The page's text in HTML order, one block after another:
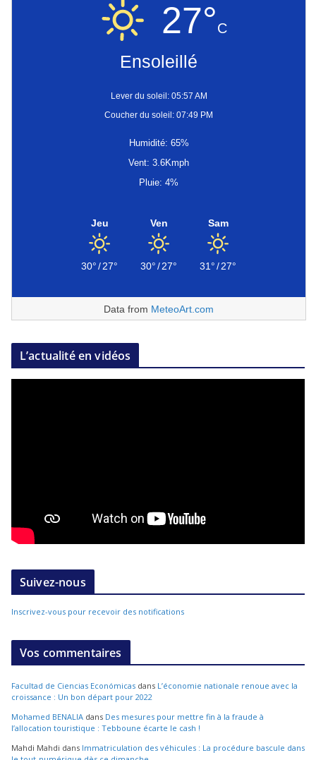
27°C
Ensoleillé
Lever du soleil: 05:57 AM
Coucher du soleil: 07:49 PM
Humidité: 65%
Vent: 3.6Kmph
Pluie: 4%
Jeu
30°/27°
Ven
30°/27°
Sam
31°/27°
Data from MeteoArt.com
L’actualité en vidéos
Suivez-nous
Inscrivez-vous pour recevoir des notifications
Vos commentaires
Facultad de Ciencias Económicas dans L’économie nationale renoue avec la
croissance : Un bon départ pour 2022
Mohamed BENALIA dans Des mesures pour mettre fin à la fraude à
l’allocation touristique : Tebboune écarte le cash !
Mahdi Mahdi dans Immatriculation des véhicules : La procédure bascule dans